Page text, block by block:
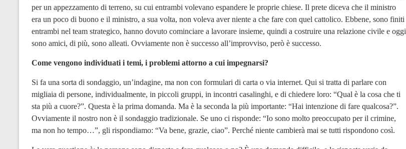
per un appezzamento di terreno, su cui entrambi volevano espandere le proprie chiese. Il prete diceva che il ministro
era un poco di buono e il ministro, a sua volta, non voleva aver niente a che fare con quel cattolico. Ebbene, sono finiti
entrambi nel team strategico, hanno dovuto cominciare a lavorare insieme, quindi a costruire una relazione civile e oggi
sono amici, di più, sono alleati. Ovviamente non è successo all’improvviso, però è successo.
Come vengono individuati i temi, i problemi attorno a cui impegnarsi?
Si fa una sorta di sondaggio, un’indagine, ma non con formulari di carta o via internet. Qui si tratta di parlare con
migliaia di persone, individualmente, in piccoli gruppi, in incontri casalinghi, e di chiedere loro: “Qual è la cosa che ti
sta più a cuore?”. Questa è la prima domanda. Ma è la seconda la più importante: “Hai intenzione di fare qualcosa?”.
Ovviamente il nostro non è il sondaggio tradizionale. Se uno ci risponde: “Io sono molto preoccupato per il crimine,
ma non ho tempo…”, gli rispondiamo: “Va bene, grazie, ciao”. Perché niente cambierà mai se tutti rispondono così.